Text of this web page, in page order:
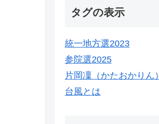
タグの表示
統一地方選2023
参院選2025
片岡凜（かたおかりん）
台風とは